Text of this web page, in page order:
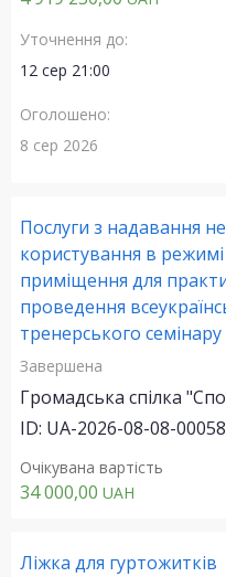
Уточнення до:
12 сер 21:00
Оголошено:
8 сер 2026
Послуги з надавання
користування в
приміщення для
проведення
тренерського
Завершена
Громадська спілка
ID: UA-2026-08-08-
Очікувана вартість
34 000,00 UAH
Ліжка для гуртожитків